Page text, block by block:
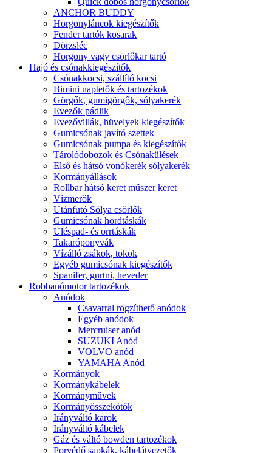
ANCHOR BUDDY
Horgonyláncok kiegészítők
Fender tartók kosarak
Dörzsléc
Horgony vagy csörlőkar tartó
Hajó és csónakkiegészítők
Csónakkocsi, szállító kocsi
Bimini naptetők és tartozékok
Görgők, gumigörgők, sólyakerék
Evezők pádlik
Evezővillák, hüvelyek kiegészítők
Gumicsónak javító szettek
Gumicsónak pumpa és kiegészítők
Tárolódobozok és Csónakülések
Első és hátsó vonókerék sólyakerék
Kormányállások
Rollbar hátsó keret műszer keret
Vízmerők
Utánfutó Sólya csörlők
Gumicsónak hordtáskák
Üléspad- és orrtáskák
Takaróponyvák
Vízálló zsákok, tokok
Egyéb gumicsónak kiegészítők
Spanifer, gurtni, heveder
Robbanómotor tartozékok
Anódok
Csavarral rögzíthető anódok
Egyéb anódok
Mercruiser anód
SUZUKI Anód
VOLVO anód
YAMAHA Anód
Kormányok
Kormánykábelek
Kormányművek
Kormányösszekötők
Irányváltó karok
Irányváltó kábelek
Gáz és váltó bowden tartozékok
Porvédő sapkák, kábelátvezetők